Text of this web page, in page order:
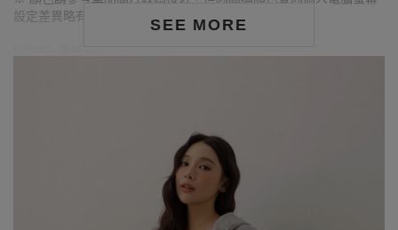
SEE MORE
設定差異略有不同，請以實際商品顏色為準。